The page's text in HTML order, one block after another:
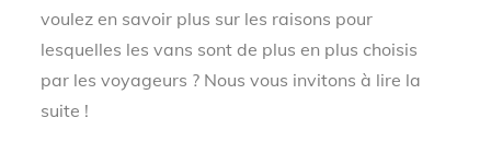
voulez en savoir plus sur les raisons pour
lesquelles les vans sont de plus en plus choisis
par les voyageurs ? Nous vous invitons à lire la
suite !